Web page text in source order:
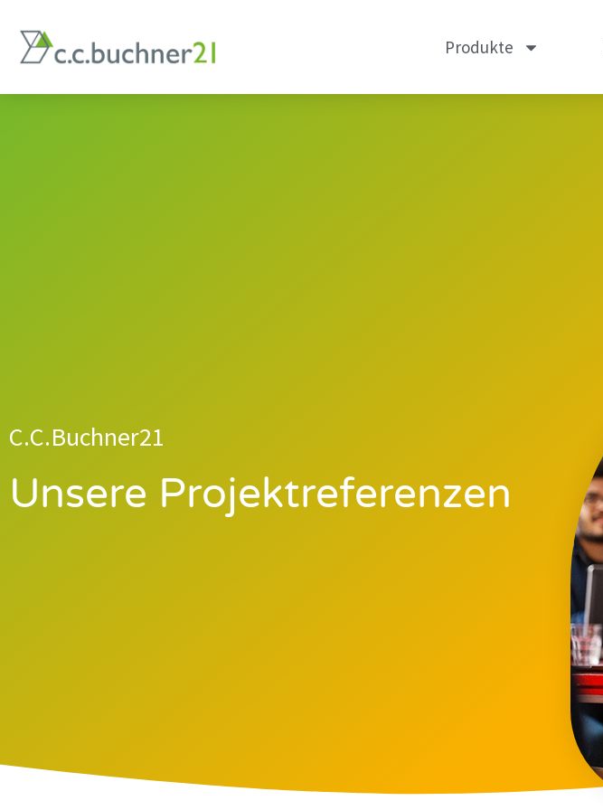
Produkte
C.C.Buchner21
Unsere Projektreferenzen